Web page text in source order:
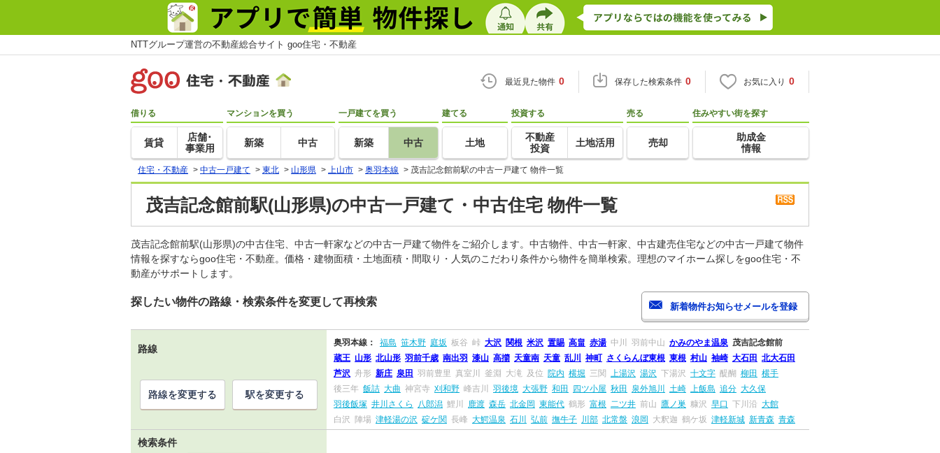
NTTグループ運営の不動産総合サイト goo住宅・不動産
最近見た物件 0 保存した検索条件 0 お気に入り 0
借りる
賃貸
店舗･
事業用
マンションを買う
新築 中古
一戸建てを買う
新築 中古
建てる
土地
投資する
不動産
投資
土地活用
売る
売却
住みやすい街を探す
助成金
情報
住宅・不動産 > 中古一戸建て > 東北 > 山形県 > 上山市 > 奥羽本線 > 茂吉記念館前駅の中古一戸建て 物件一覧
茂吉記念館前駅(山形県)の中古一戸建て・中古住宅 物件一覧
茂吉記念館前駅(山形県)の中古住宅、中古一軒家などの中古一戸建て物件をご紹介します。中古物件、中古一軒家、中古建売住宅などの中古一戸建て物件
情報を探すならgoo住宅・不動産。価格・建物面積・土地面積・間取り・人気のこだわり条件から物件を簡単検索。理想のマイホーム探しをgoo住宅・不
動産がサポートします。
探したい物件の路線・検索条件を変更して再検索
路線
奥羽本線： 福島 笹木野 庭坂 板谷 峠 大沢 関根 米沢 置賜 高畠 赤湯 中川 羽前中山 かみのやま温泉 茂吉記念館前
蔵王 山形 北山形 羽前千歳 南出羽 漆山 高擶 天童南 天童 乱川 神町 さくらんぼ東根 東根 村山 袖崎 大石田 北大石田
芦沢 舟形 新庄 泉田 羽前豊里 真室川 釜淵 大滝 及位 院内 横堀 三関 上湯沢 湯沢 下湯沢 十文字 醍醐 柳田 横手
後三年 飯詰 大曲 神宮寺 刈和野 峰吉川 羽後境 大張野 和田 四ツ小屋 秋田 泉外旭川 土崎 上飯島 追分 大久保
羽後飯塚 井川さくら 八郎潟 鯉川 鹿渡 森岳 北金岡 東能代 鶴形 富根 二ツ井 前山 鷹ノ巣 糠沢 早口 下川沿 大館
白沢
陣場 津軽湯の沢 碇ケ関 長峰 大鰐温泉 石川 弘前 撫牛子 川部 北常盤 浪岡 大釈迦 鶴ケ坂 津軽新城 新青森 青森
路線を変更する 駅を変更する
検索条件